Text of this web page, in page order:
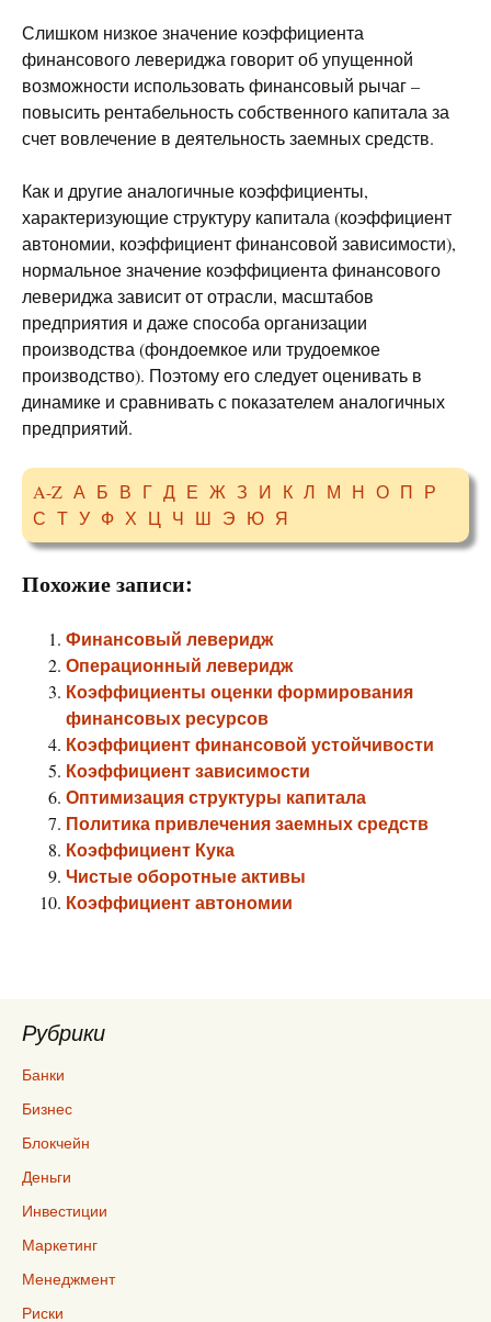
Слишком низкое значение коэффициента
финансового левериджа говорит об упущенной
возможности использовать финансовый рычаг –
повысить рентабельность собственного капитала за
счет вовлечение в деятельность заемных средств.
Как и другие аналогичные коэффициенты,
характеризующие структуру капитала (коэффициент
автономии, коэффициент финансовой зависимости),
нормальное значение коэффициента финансового
левериджа зависит от отрасли, масштабов
предприятия и даже способа организации
производства (фондоемкое или трудоемкое
производство). Поэтому его следует оценивать в
динамике и сравнивать с показателем аналогичных
предприятий.
A-Z А Б В Г Д Е Ж З И К Л М Н О П Р
С Т У Ф Х Ц Ч Ш Э Ю Я
Похожие записи:
Финансовый леверидж
Операционный леверидж
Коэффициенты оценки формирования
финансовых ресурсов
Коэффициент финансовой устойчивости
Коэффициент зависимости
Оптимизация структуры капитала
Политика привлечения заемных средств
Коэффициент Кука
Чистые оборотные активы
Коэффициент автономии
Рубрики
Банки
Бизнес
Блокчейн
Деньги
Инвестиции
Маркетинг
Менеджмент
Риски